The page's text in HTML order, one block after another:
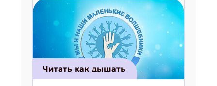
Читать как дышать